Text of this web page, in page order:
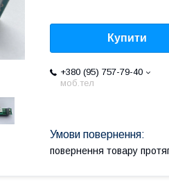
Купити
+380 (95) 757-79-40
моб.тел
повернення товару